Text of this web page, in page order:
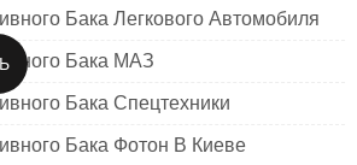
Бака Легкового Автомобиля
Бака МАЗ
Бака Спецтехники
Бака Фотон В Киеве